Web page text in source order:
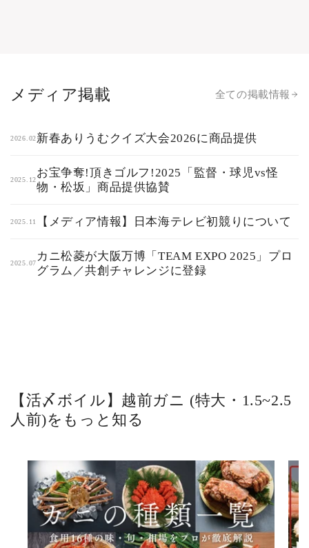
メディア掲載 全ての掲載情報
2026.02新春ありうむクイズ大会2026に商品提供
2025.12
お宝争奪!頂きゴルフ!2025「監督・球児vs怪
物・松坂」商品提供協賛
2025.11 【メディア情報】日本海テレビ初競りについて
2025.07
カニ松菱が大阪万博「TEAM EXPO 2025」プロ
グラム／共創チャレンジに登録
【活〆ボイル】越前ガニ (特大・1.5~2.5
人前)をもっと知る